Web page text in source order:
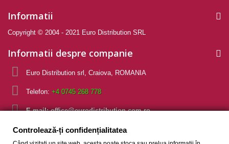
Informatii
Copyright © 2004 - 2021 Euro Distribution SRL
Informatii despre companie
Euro Distribution srl, Craiova, ROMANIA
Telefon: +4 0745 268 778
E-mail:office@eurodistribution.com.ro
Controlează-ți confidențialitatea
Controlează-ți confidențialitatea